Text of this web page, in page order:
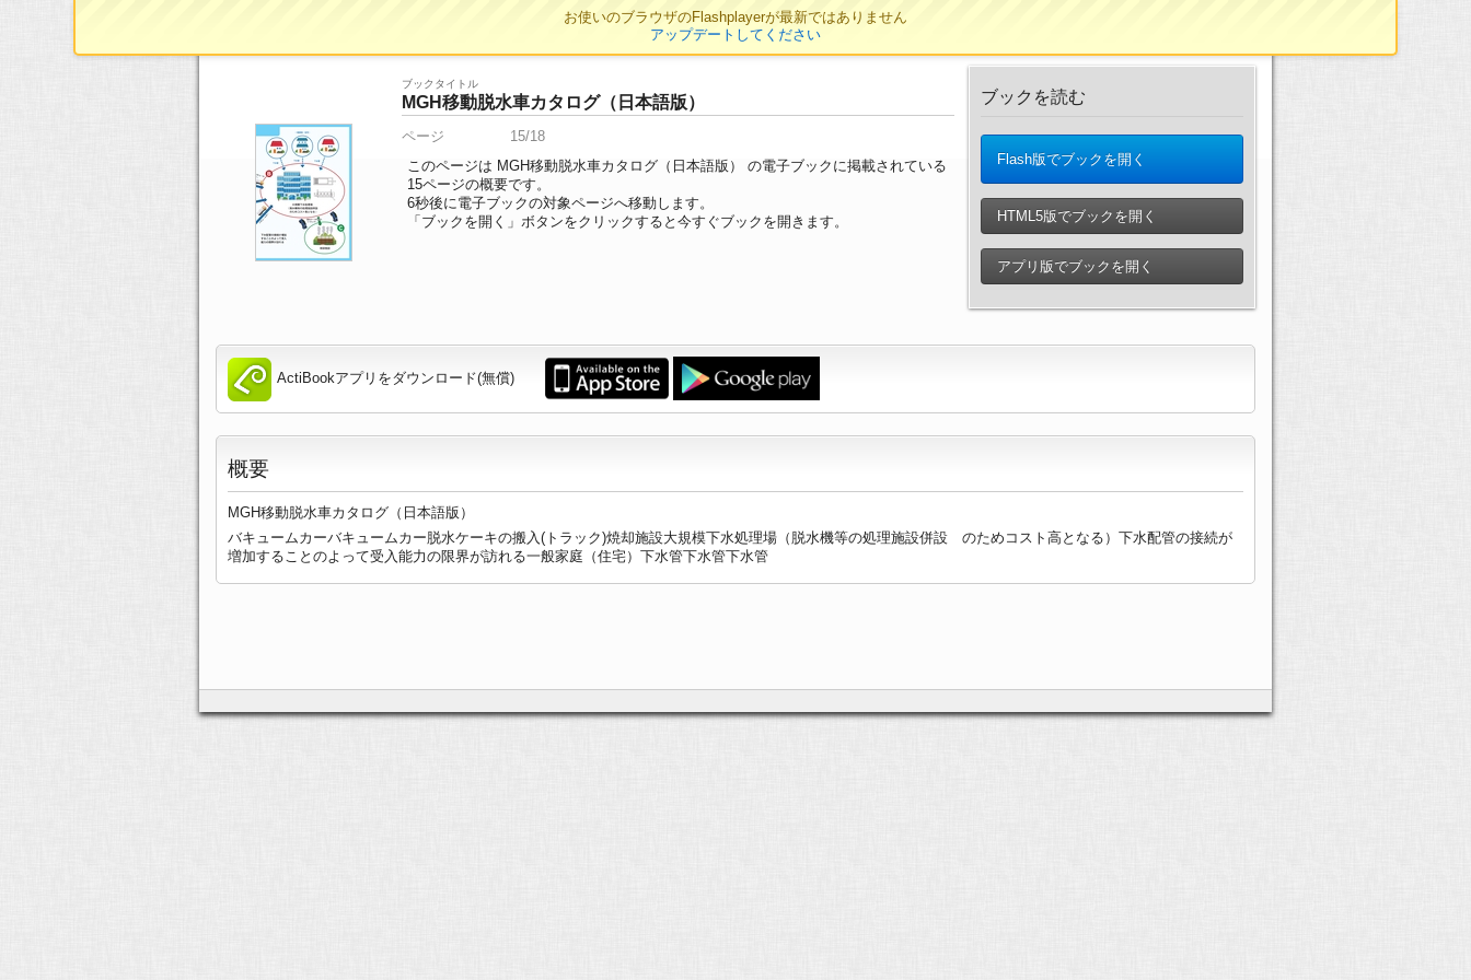
ブックタイトル
MGH移動脱水車カタログ（日本語版）
ページ
15/18
このページは MGH移動脱水車カタログ（日本語版） の電子ブックに掲載されている
15ページの概要です。
6秒後に電子ブックの対象ページへ移動します。
「ブックを開く」ボタンをクリックすると今すぐブックを開きます。
ブックを読む
Flash版でブックを開く
HTML5版でブックを開く
アプリ版でブックを開く
ActiBookアプリをダウンロード(無償)
概要
MGH移動脱水車カタログ（日本語版）
バキュームカーバキュームカー脱水ケーキの搬入(トラック)焼却施設大規模下水処理場（脱水機等の処理施設併設 のためコスト高となる）下水配管の接続が
増加することのよって受入能力の限界が訪れる一般家庭（住宅）下水管下水管下水管
お使いのブラウザのFlashplayerが最新ではありません
アップデートしてください